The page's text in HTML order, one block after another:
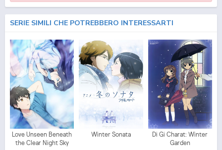
SERIE SIMILI CHE POTREBBERO INTERESSARTI
Love Unseen Beneath
the Clear Night Sky
Winter Sonata
Di Gi Charat: Winter
Garden